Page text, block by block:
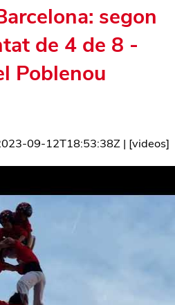
segon
de 4 de 8 -
Poblenou
09-12T18:53:38Z | [videos]